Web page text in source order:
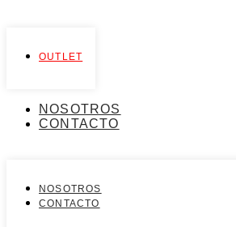
OUTLET
NOSOTROS
CONTACTO
NOSOTROS
CONTACTO